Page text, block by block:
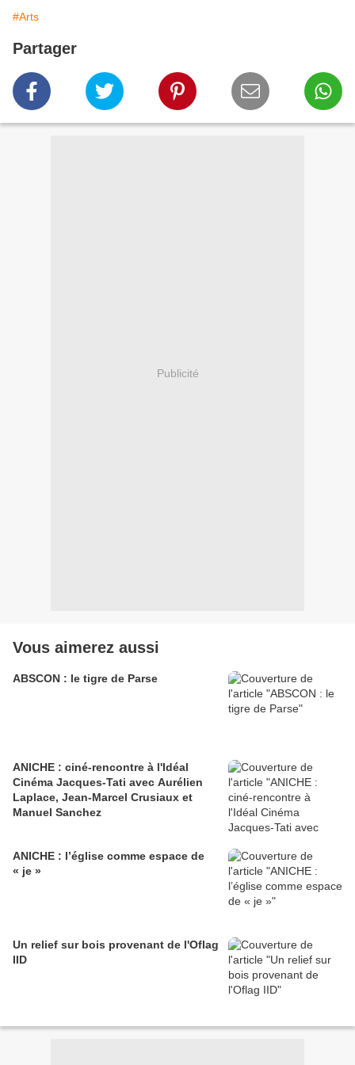
#Arts
Partager
Publicité
Vous aimerez aussi
ABSCON : le tigre de Parse
ANICHE : ciné-rencontre à l'Idéal
Cinéma Jacques-Tati avec Aurélien
Laplace, Jean-Marcel Crusiaux et
Manuel Sanchez
ANICHE : l’église comme espace de
« je »
Un relief sur bois provenant de l'Oflag
IID